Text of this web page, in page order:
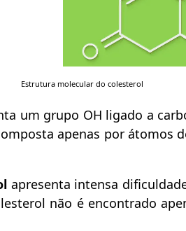
Estrutura molecular do colesterol
um grupo OH ligado a
apenas por átomos
apresenta intensa
não é encontrado